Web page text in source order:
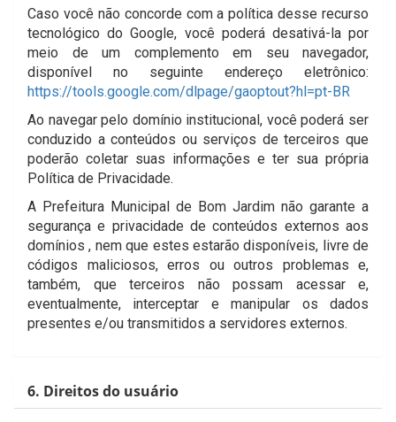
Caso você não concorde com a política desse recurso
tecnológico do Google, você poderá desativá-la por
meio de um complemento em seu navegador,
disponível no seguinte endereço eletrônico:
https://tools.google.com/dlpage/gaoptout?hl=pt-BR
Ao navegar pelo domínio institucional, você poderá ser
conduzido a conteúdos ou serviços de terceiros que
poderão coletar suas informações e ter sua própria
Política de Privacidade.
A Prefeitura Municipal de Bom Jardim não garante a
segurança e privacidade de conteúdos externos aos
domínios , nem que estes estarão disponíveis, livre de
códigos maliciosos, erros ou outros problemas e,
também, que terceiros não possam acessar e,
eventualmente, interceptar e manipular os dados
presentes e/ou transmitidos a servidores externos.
6. Direitos do usuário